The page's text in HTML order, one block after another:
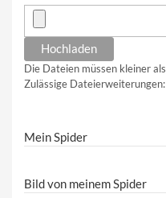
Die Dateien müssen kleiner als
Zulässige Dateierweiterungen:
Mein Spider
Bild von meinem Spider